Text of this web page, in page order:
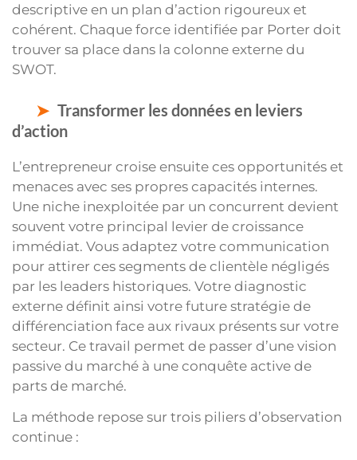
descriptive en un plan d’action rigoureux et
cohérent. Chaque force identifiée par Porter doit
trouver sa place dans la colonne externe du
SWOT.
Transformer les données en leviers
d’action
L’entrepreneur croise ensuite ces opportunités et
menaces avec ses propres capacités internes.
Une niche inexploitée par un concurrent devient
souvent votre principal levier de croissance
immédiat. Vous adaptez votre communication
pour attirer ces segments de clientèle négligés
par les leaders historiques. Votre diagnostic
externe définit ainsi votre future stratégie de
différenciation face aux rivaux présents sur votre
secteur. Ce travail permet de passer d’une vision
passive du marché à une conquête active de
parts de marché.
La méthode repose sur trois piliers d’observation
continue :